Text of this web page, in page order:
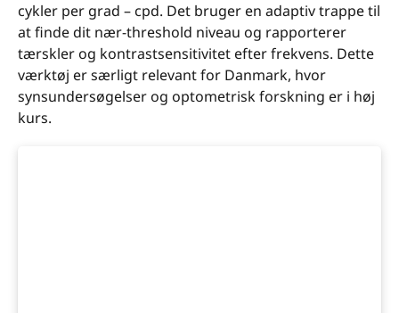
cykler per grad – cpd. Det bruger en adaptiv trappe til
at finde dit nær-threshold niveau og rapporterer
tærskler og kontrastsensitivitet efter frekvens. Dette
værktøj er særligt relevant for Danmark, hvor
synsundersøgelser og optometrisk forskning er i høj
kurs.